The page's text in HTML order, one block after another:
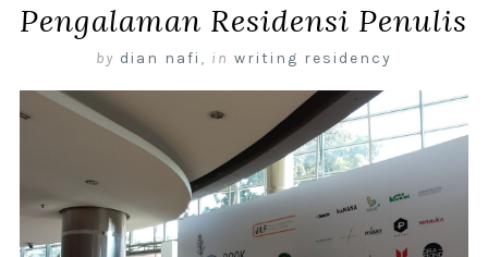
Pengalaman Residensi Penulis
by dian nafi , in writing residency